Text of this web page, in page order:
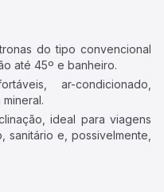
do tipo convencional
até 45º e banheiro.
ar-condicionado,
ideal para viagens
sanitário e, possivelmente,